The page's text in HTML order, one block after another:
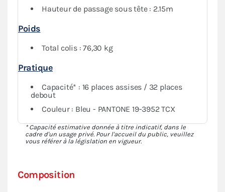
Composition
Hauteur de passage sous tête : 2.15m
Poids
Total colis : 76,30 kg
Pratique
Capacité* : 16 places assises / 32 places
debout
Couleur : Bleu - PANTONE 19-3952 TCX
* Capacité estimative donnée à titre indicatif, dans le
cadre d'un usage privé. Pour l'accueil du public, veuillez
vous référer à la législation en vigueur.